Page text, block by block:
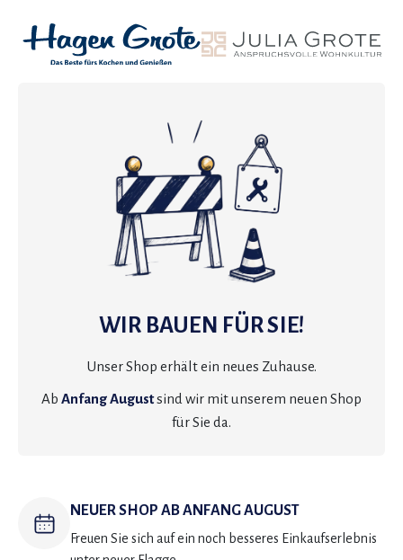
WIR BAUEN FÜR SIE!
Unser Shop erhält ein neues Zuhause.
Ab Anfang Augustsind wir mit unserem neuen Shop
für Sie da.
NEUER SHOP AB ANFANG AUGUST
Freuen Sie sich auf ein noch besseres Einkaufserlebnis